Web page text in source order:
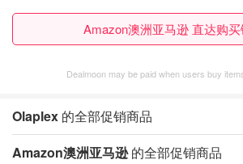
Amazon澳洲亚马逊 直达购
Dealmoon may be paid when users buy
Olaplex 的全部促销商品
Amazon澳洲亚马逊的全部促销商品